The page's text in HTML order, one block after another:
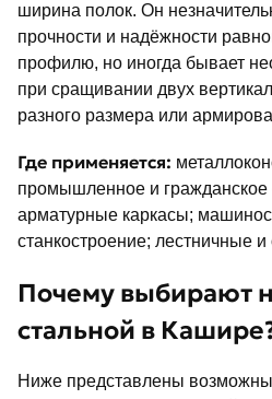
ширина полок. Он
прочности и надёжности
профилю, но иногда бывает
при сращивании двух
разного размера или
Где применяется:
промышленное и гражданское
арматурные каркасы;
станкостроение; лестничные
Почему выбирают
стальной в
Ниже представлены